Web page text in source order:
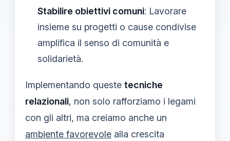
Stabilire obiettivi comuni: Lavorare
insieme su progetti o cause condivise
amplifica il senso di comunità e
solidarietà.
Implementando queste tecniche
relazionali, non solo rafforziamo i legami
con gli altri, ma creiamo anche un
ambiente favorevole alla crescita